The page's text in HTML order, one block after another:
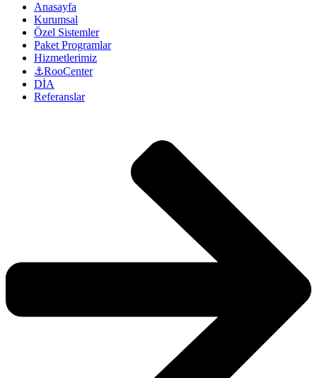
Anasayfa
Kurumsal
Özel Sistemler
Paket Programlar
Hizmetlerimiz
⚓RooCenter
DİA
Referanslar